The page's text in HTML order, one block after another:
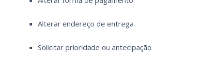
Alterar endereço de entrega
Solicitar prioridade ou antecipação